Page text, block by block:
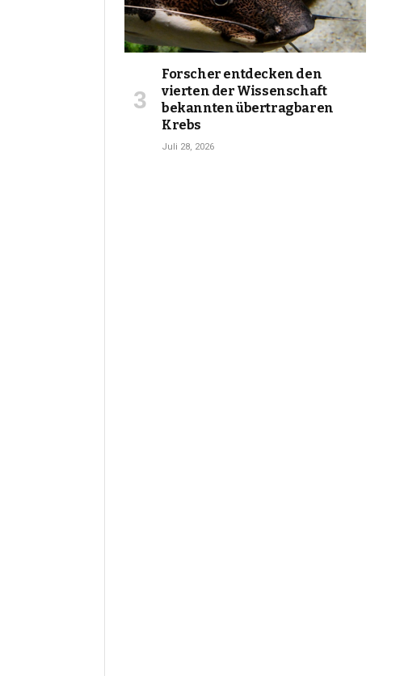
Forscher entdecken den
vierten der Wissenschaft
bekannten übertragbaren
Krebs
Juli 28, 2026